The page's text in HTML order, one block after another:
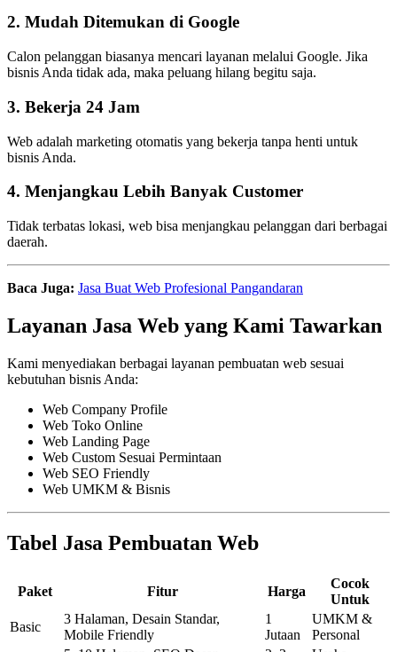
2. Mudah Ditemukan di Google
Calon pelanggan biasanya mencari layanan melalui Google. Jika
bisnis Anda tidak ada, maka peluang hilang begitu saja.
3. Bekerja 24 Jam
Web adalah marketing otomatis yang bekerja tanpa henti untuk
bisnis Anda.
4. Menjangkau Lebih Banyak Customer
Tidak terbatas lokasi, web bisa menjangkau pelanggan dari berbagai
daerah.
Baca Juga: Jasa Buat Web Profesional Pangandaran
Layanan Jasa Web yang Kami Tawarkan
Kami menyediakan berbagai layanan pembuatan web sesuai
kebutuhan bisnis Anda:
Web Company Profile
Web Toko Online
Web Landing Page
Web Custom Sesuai Permintaan
Web SEO Friendly
Web UMKM & Bisnis
Tabel Jasa Pembuatan Web
Paket Fitur Harga
Cocok
Untuk
Basic
3 Halaman, Desain Standar,
Mobile Friendly
1
Jutaan
UMKM &
Personal